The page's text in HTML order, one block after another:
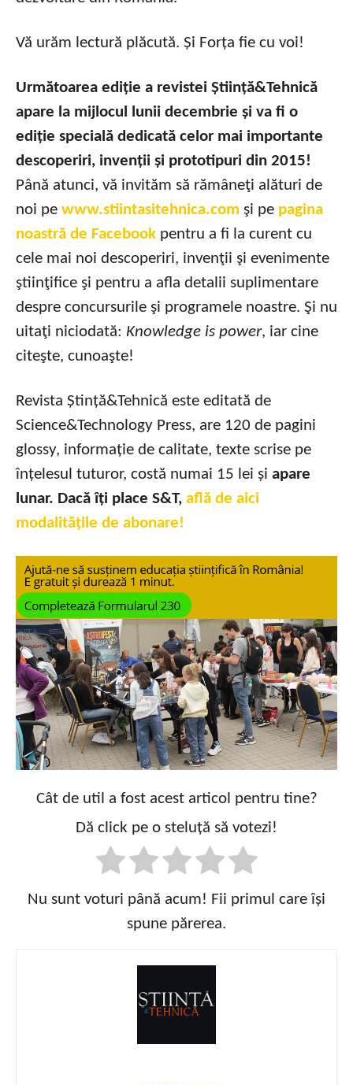
Vă urăm lectură plăcută. Și Forța fie cu voi!
Următoarea ediție a revistei Știință&Tehnică
apare la mijlocul lunii decembrie și va fi o
ediție specială dedicată celor mai importante
descoperiri, invenții și prototipuri din 2015!
Până atunci, vă invităm să rămâneţi alături de
noi pe www.stiintasitehnica.com şi pe pagina
noastră de Facebook pentru a fi la curent cu
cele mai noi descoperiri, invenţii şi evenimente
ştiinţifice şi pentru a afla detalii suplimentare
despre concursurile şi programele noastre. Şi nu
uitaţi niciodată: Knowledge is power, iar cine
citeşte, cunoaşte!
Revista Ștință&Tehnică este editată de
Science&Technology Press, are 120 de pagini
glossy, informație de calitate, texte scrise pe
înțelesul tuturor, costă numai 15 lei și apare
lunar. Dacă îți place S&T, află de aici
modalitățile de abonare!
Cât de util a fost acest articol pentru tine?
Dă click pe o steluță să votezi!
Nu sunt voturi până acum! Fii primul care își
spune părerea.